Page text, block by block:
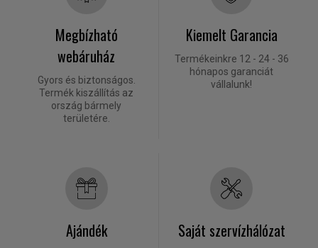
Megbízható
webáruház
Gyors és biztonságos.
Termék kiszállítás az
ország bármely
területére.
Kiemelt Garancia
Termékeinkre 12 - 24 - 36
hónapos garanciát
vállalunk!
Ajándék Saját szervízhálózat